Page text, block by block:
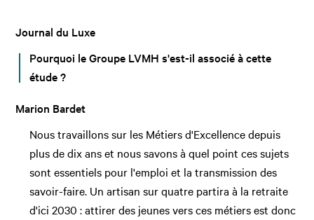
Journal du Luxe
Pourquoi le Groupe LVMH s'est-il associé à cette
étude ?
Marion Bardet
Nous travaillons sur les Métiers d'Excellence depuis
plus de dix ans et nous savons à quel point ces sujets
sont essentiels pour l'emploi et la transmission des
savoir-faire. Un artisan sur quatre partira à la retraite
d'ici 2030 : attirer des jeunes vers ces métiers est donc